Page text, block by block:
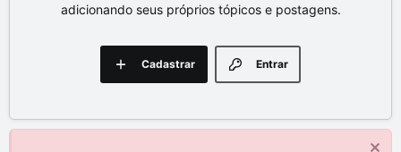
adicionando seus próprios tópicos e postagens.
Entrar
Cadastrar